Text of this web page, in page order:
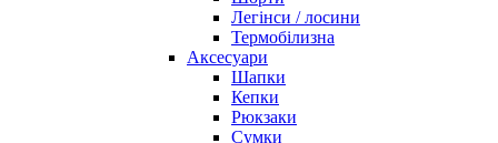
Легінси / лосини
Термобілизна
Аксесуари
Шапки
Кепки
Рюкзаки
Сумки